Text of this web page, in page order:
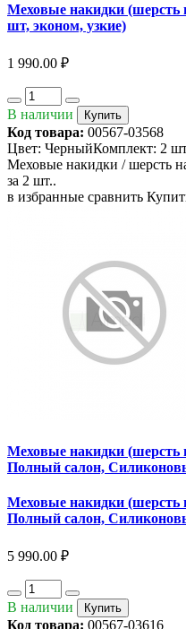
Меховые накидки (шерсть
шт, эконом, узкие)
1 990.00 ₽
В наличии Купить
Код товара: 00567-03568
Цвет: ЧерныйКомплект: 2
Меховые накидки / шерсть
за 2 шт..
в избранные сравнить
Меховые накидки (шерсть
Полный салон,
Меховые накидки (шерсть
Полный салон,
5 990.00 ₽
В наличии Купить
Код товара: 00567-03616